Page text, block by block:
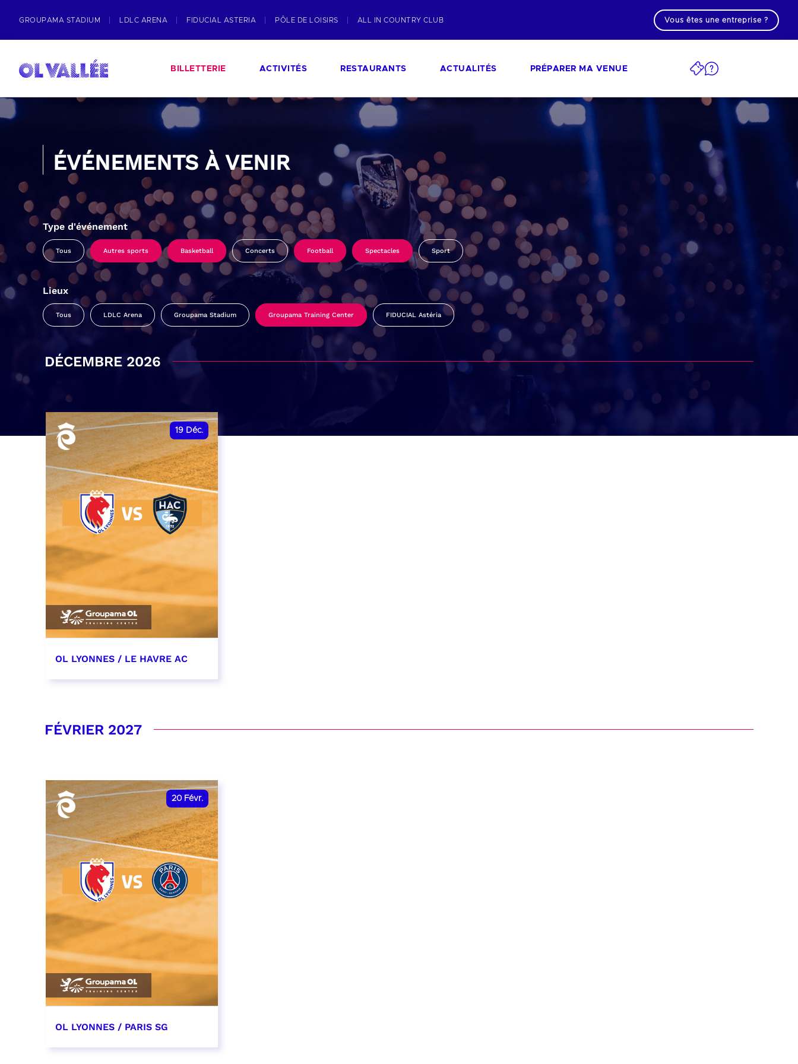
GROUPAMA STADIUM LDLC ARENA FIDUCIAL ASTERIA PÔLE DE LOISIRS ALL IN COUNTRY CLUB Vous êtes une entreprise ?
BILLETTERIE ACTIVITÉS RESTAURANTS ACTUALITÉS PRÉPARER MA VENUE
ÉVÉNEMENTS À VENIR
Type d'événement
Tous Autres sports Basketball Concerts Football Spectacles Sport
Lieux
Tous LDLC Arena Groupama Stadium Groupama Training Center FIDUCIAL Astéria
DÉCEMBRE 2026
19 Déc.
OL LYONNES / LE HAVRE AC
RÉSERVER
FÉVRIER 2027
20 Févr.
OL LYONNES / PARIS SG